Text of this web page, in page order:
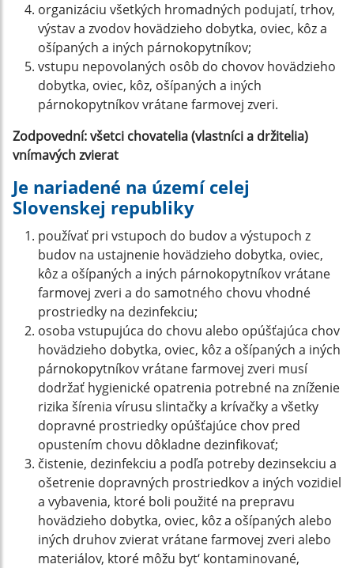
organizáciu všetkých hromadných podujatí, trhov,
výstav a zvodov hovädzieho dobytka, oviec, kôz a
ošípaných a iných párnokopytníkov;
vstupu nepovolaných osôb do chovov hovädzieho
dobytka, oviec, kôz, ošípaných a iných
párnokopytníkov vrátane farmovej zveri.
Zodpovední: všetci chovatelia (vlastníci a držitelia)
vnímavých zvierat
Je nariadené na území celej
Slovenskej republiky
používať pri vstupoch do budov a výstupoch z
budov na ustajnenie hovädzieho dobytka, oviec,
kôz a ošípaných a iných párnokopytníkov vrátane
farmovej zveri a do samotného chovu vhodné
prostriedky na dezinfekciu;
osoba vstupujúca do chovu alebo opúšťajúca chov
hovädzieho dobytka, oviec, kôz a ošípaných a iných
párnokopytníkov vrátane farmovej zveri musí
dodržať hygienické opatrenia potrebné na zníženie
rizika šírenia vírusu slintačky a krívačky a všetky
dopravné prostriedky opúšťajúce chov pred
opustením chovu dôkladne dezinfikovať;
čistenie, dezinfekciu a podľa potreby dezinsekciu a
ošetrenie dopravných prostriedkov a iných vozidiel
a vybavenia, ktoré boli použité na prepravu
hovädzieho dobytka, oviec, kôz a ošípaných alebo
iných druhov zvierat vrátane farmovej zveri alebo
materiálov, ktoré môžu byt‘ kontaminované,